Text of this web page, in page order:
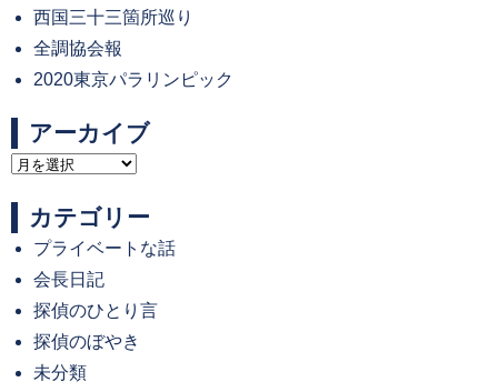
西国三十三箇所巡り
全調協会報
2020東京パラリンピック
アーカイブ
ア
イ
ブ
カテゴリー
プライベートな話
会長日記
探偵のひとり言
探偵のぼやき
未分類